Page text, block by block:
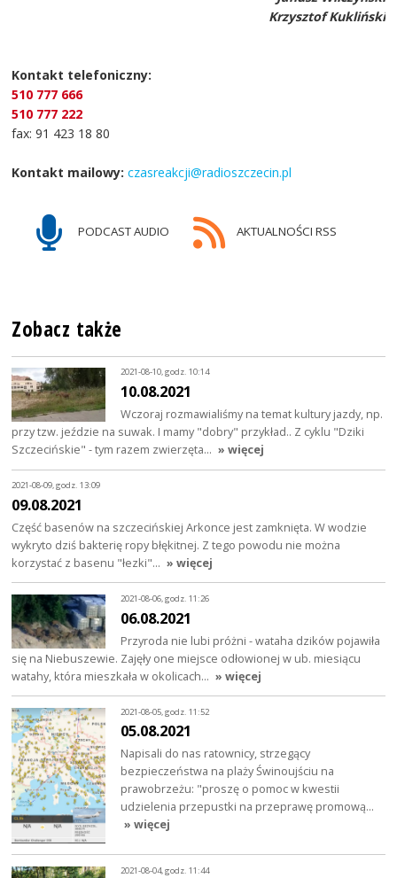
Krzysztof Kukliński
Kontakt telefoniczny:
510 777 666
510 777 222
fax: 91 423 18 80
Kontakt mailowy: czasreakcji@radioszczecin.pl
PODCAST AUDIO AKTUALNOŚCI RSS
Zobacz także
2021-08-10, godz. 10:14
10.08.2021
Wczoraj rozmawialiśmy na temat kultury jazdy, np.
przy tzw. jeździe na suwak. I mamy "dobry" przykład.. Z cyklu "Dziki
Szczecińskie" - tym razem zwierzęta… » więcej
2021-08-09, godz. 13:09
09.08.2021
Część basenów na szczecińskiej Arkonce jest zamknięta. W wodzie
wykryto dziś bakterię ropy błękitnej. Z tego powodu nie można
korzystać z basenu "łezki"… » więcej
2021-08-06, godz. 11:26
06.08.2021
Przyroda nie lubi próżni - wataha dzików pojawiła
się na Niebuszewie. Zajęły one miejsce odłowionej w ub. miesiącu
watahy, która mieszkała w okolicach… » więcej
2021-08-05, godz. 11:52
05.08.2021
Napisali do nas ratownicy, strzegący
bezpieczeństwa na plaży Świnoujściu na
prawobrzeżu: "proszę o pomoc w kwestii
udzielenia przepustki na przeprawę promową…
» więcej
2021-08-04, godz. 11:44